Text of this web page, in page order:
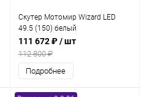
Скутер Мотомир Wizard LED
49.5 (150) белый
111 672 ₽/ шт
112 800 ₽
Подробнее